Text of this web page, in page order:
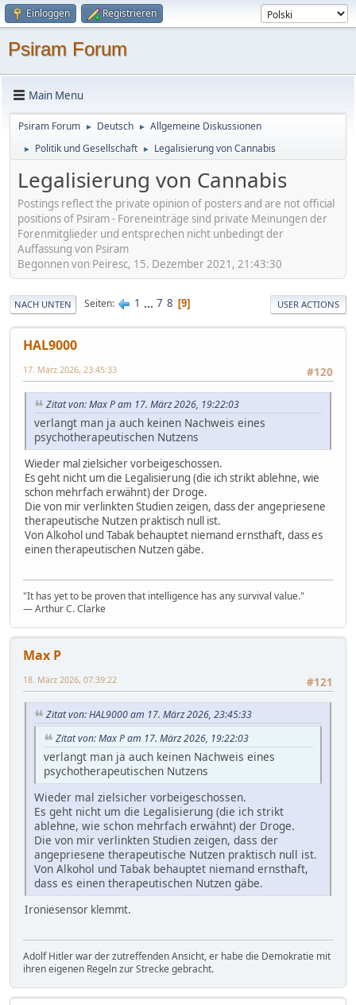
Einloggen Registrieren
Psiram Forum
Main Menu
Psiram Forum ► Deutsch ► Allgemeine Diskussionen
► Politik und Gesellschaft ► Legalisierung von Cannabis
Legalisierung von Cannabis
Postings reflect the private opinion of posters and are not official
positions of Psiram - Foreneinträge sind private Meinungen der
Forenmitglieder und entsprechen nicht unbedingt der
Auffassung von Psiram
Begonnen von Peiresc, 15. Dezember 2021, 21:43:30
NACH UNTEN Seiten 1 ... 7 8 9 USER ACTIONS
HAL9000
#120
17. März 2026, 23:45:33
Zitat von: Max P am 17. März 2026, 19:22:03
verlangt man ja auch keinen Nachweis eines
psychotherapeutischen Nutzens
Wieder mal zielsicher vorbeigeschossen.
Es geht nicht um die Legalisierung (die ich strikt ablehne, wie
schon mehrfach erwähnt) der Droge.
Die von mir verlinkten Studien zeigen, dass der angepriesene
therapeutische Nutzen praktisch null ist.
Von Alkohol und Tabak behauptet niemand ernsthaft, dass es
einen therapeutischen Nutzen gäbe.
"It has yet to be proven that intelligence has any survival value."
― Arthur C. Clarke
Max P
#121
18. März 2026, 07:39:22
Zitat von: HAL9000 am 17. März 2026, 23:45:33
Zitat von: Max P am 17. März 2026, 19:22:03
verlangt man ja auch keinen Nachweis eines
psychotherapeutischen Nutzens
Wieder mal zielsicher vorbeigeschossen.
Es geht nicht um die Legalisierung (die ich strikt
ablehne, wie schon mehrfach erwähnt) der Droge.
Die von mir verlinkten Studien zeigen, dass der
angepriesene therapeutische Nutzen praktisch null ist.
Von Alkohol und Tabak behauptet niemand ernsthaft,
dass es einen therapeutischen Nutzen gäbe.
Ironiesensor klemmt.
Adolf Hitler war der zutreffenden Ansicht, er habe die Demokratie mit
ihren eigenen Regeln zur Strecke gebracht.